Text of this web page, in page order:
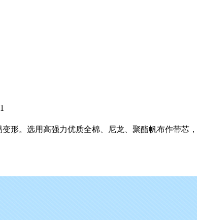
形。选用高强力优质全棉、尼龙、聚酯帆布作带芯